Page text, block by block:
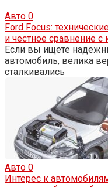
Авто 0
Ford Focus:
и честное сравнение с
Если вы ищете
автомобиль, велика
сталкивались
Авто 0
Интерес к